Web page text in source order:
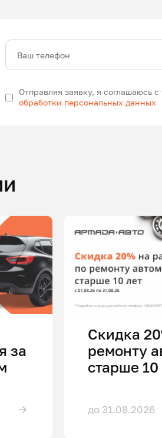
Ваш телефон
Отправляя заявку, я соглашаюсь с
обработки персональных данных
за
Скидка
ремонту
старше 10
до 31.08.2026